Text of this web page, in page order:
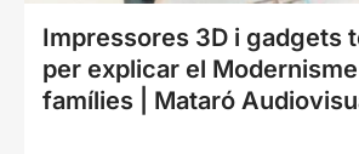
Impressores 3D i gadgets
per explicar el
famílies | Mataró